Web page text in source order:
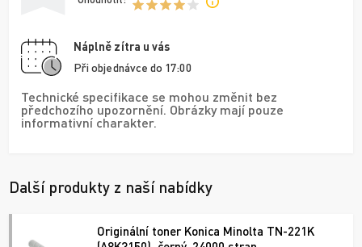
Náplně zítra u vás
Při objednávce do 17:00
Technické specifikace se mohou změnit bez
předchozího upozornění. Obrázky mají pouze
informativní charakter.
Další produkty z naší nabídky
Originální toner Konica Minolta TN-221K